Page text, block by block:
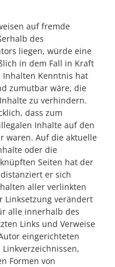
auf fremde
des
liegen, würde eine
in dem Fall in Kraft
Kenntnis hat
zumutbar wäre, die
zu verhindern.
dass zum
Inhalte auf den
waren. Auf die aktuelle
oder die
Seiten hat der
er sich
aller verlinkten
Linksetzung verändert
alle innerhalb des
Links und Verweise
eingerichteten
Formen von